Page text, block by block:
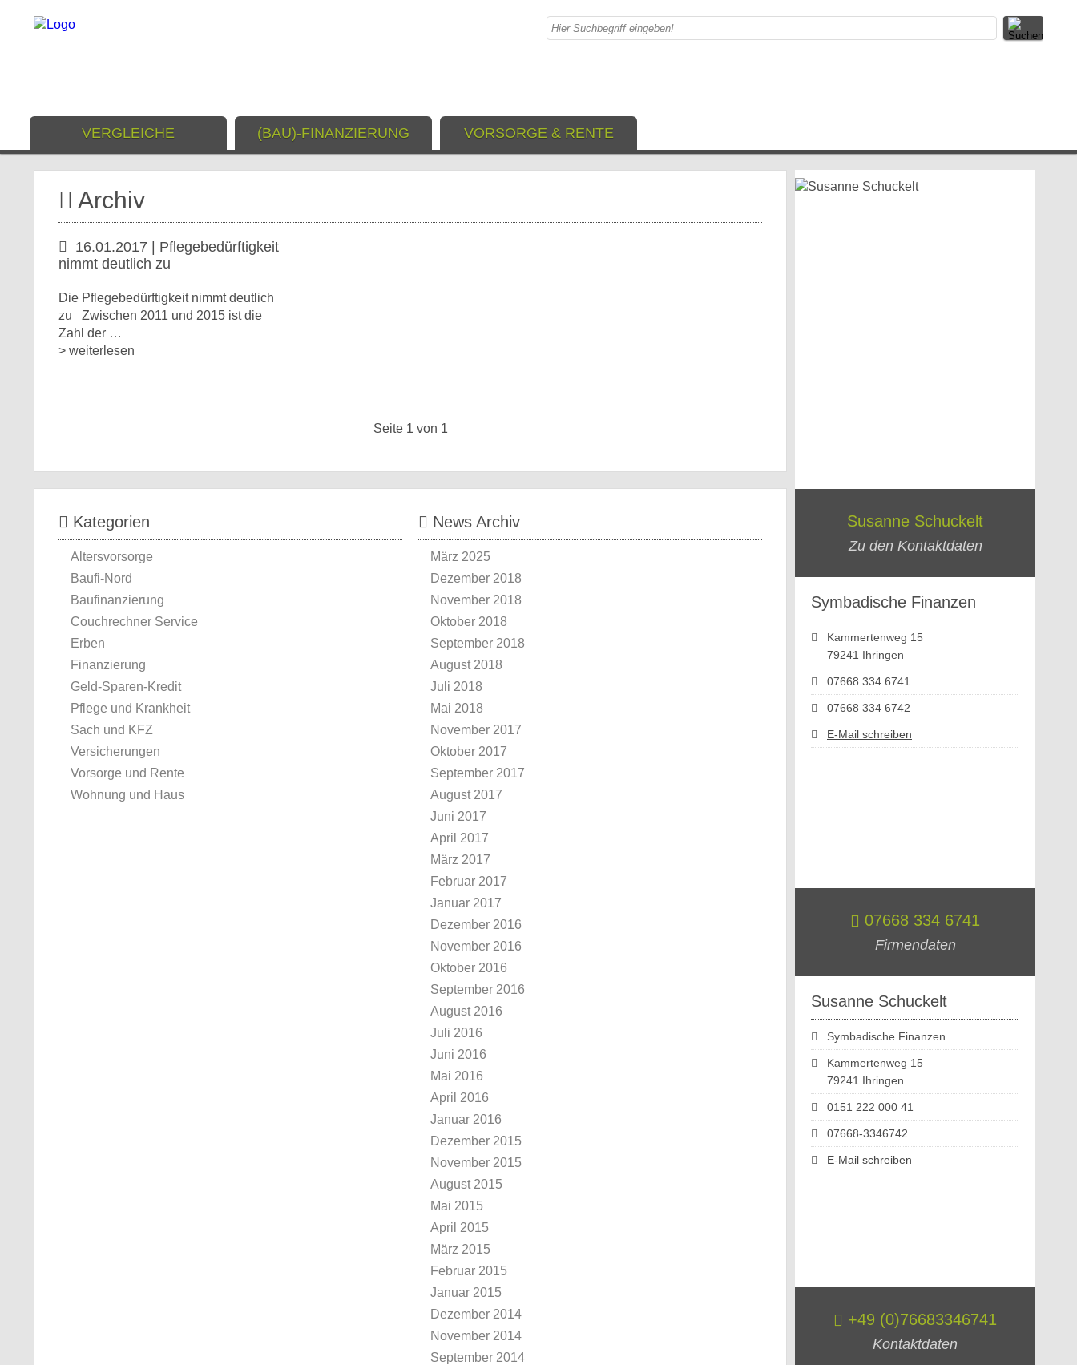
VERGLEICHE (BAU)-FINANZIERUNG VORSORGE & RENTE
Susanne Schuckelt
Zu den Kontaktdaten
Symbadische Finanzen
Kammertenweg 15
79241 Ihringen
07668 334 6741
07668 334 6742
E-Mail schreiben
07668 334 6741
Firmendaten
Susanne Schuckelt
Symbadische Finanzen
Kammertenweg 15
79241 Ihringen
0151 222 000 41
07668-3346742
E-Mail schreiben
+49 (0)76683346741
Kontaktdaten
Archiv
16.01.2017 | Pflegebedürftigkeit
nimmt deutlich zu
Die Pflegebedürftigkeit nimmt deutlich
zu Zwischen 2011 und 2015 ist die
Zahl der …
> weiterlesen
Seite 1 von 1
Kategorien
Altersvorsorge
Baufi-Nord
Baufinanzierung
Couchrechner Service
Erben
Finanzierung
Geld-Sparen-Kredit
Pflege und Krankheit
Sach und KFZ
Versicherungen
Vorsorge und Rente
Wohnung und Haus
News Archiv
März 2025
Dezember 2018
November 2018
Oktober 2018
September 2018
August 2018
Juli 2018
Mai 2018
November 2017
Oktober 2017
September 2017
August 2017
Juni 2017
April 2017
März 2017
Februar 2017
Januar 2017
Dezember 2016
November 2016
Oktober 2016
September 2016
August 2016
Juli 2016
Juni 2016
Mai 2016
April 2016
Januar 2016
Dezember 2015
November 2015
August 2015
Mai 2015
April 2015
März 2015
Februar 2015
Januar 2015
Dezember 2014
November 2014
September 2014